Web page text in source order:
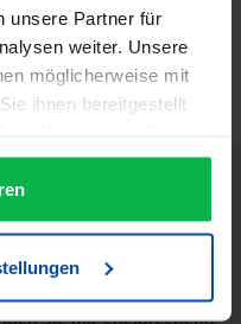
unsere Partner für
weiter. Unsere
möglicherweise mit
ihnen bereitgestellt
UND EINEN 5€
Sie mir entsprechend